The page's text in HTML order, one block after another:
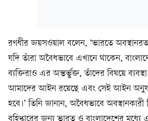
রণধীর জয়সওয়াল বলেন, ‘ভারতে
যদি তাঁরা অবৈধভাবে এখানে থাকেন,
ব্যক্তিরাও এর অন্তর্ভুক্ত, তাঁদের বিষয়ে
আমাদের আইন রয়েছে এবং সেই আইন
হবে।’ তিনি জানান, অবৈধভাবে অবস্থানকারী